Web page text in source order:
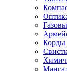
Корды